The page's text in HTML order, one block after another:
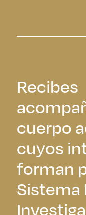
Recibes
cuerpo
cuyos
forman
Sistema